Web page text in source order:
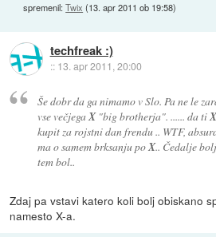
spremenil:Twix (13. apr 2011 ob 19:58)
techfreak :)
:: 13. apr 2011, 20:00
Še dobr da ga nimamo v Slo. Pa ne le
vse večjegaX"big brotherja". ...... da tiX
kupit za rojstni dan frendu .. WTF,
ma o samem brksanju poX.. Čedalje
tem bol..
Zdaj pa vstavi katero koli bolj obiskano
namesto X-a.